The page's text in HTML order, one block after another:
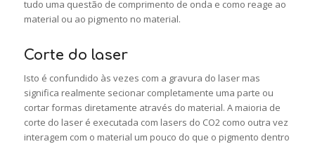
tudo uma questão de comprimento de onda e como reage ao
material ou ao pigmento no material.
Corte do laser
Isto é confundido às vezes com a gravura do laser mas
significa realmente secionar completamente uma parte ou
cortar formas diretamente através do material. A maioria de
corte do laser é executada com lasers do CO2 como outra vez
interagem com o material um pouco do que o pigmento dentro